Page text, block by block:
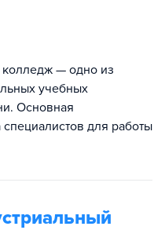
— одно из
учебных
Основная
для работы